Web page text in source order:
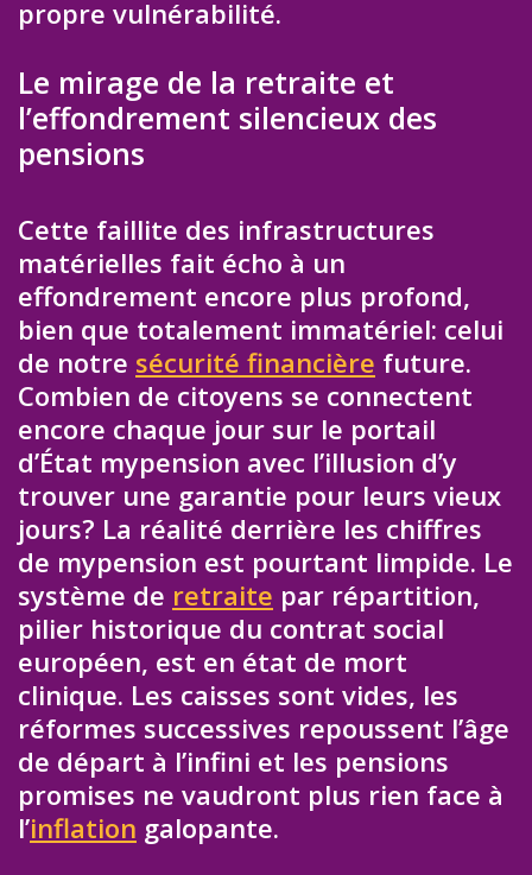
propre vulnérabilité.
Le mirage de la retraite et
l’effondrement silencieux des
pensions
Cette faillite des infrastructures
matérielles fait écho à un
effondrement encore plus profond,
bien que totalement immatériel: celui
de notre sécurité financière future.
Combien de citoyens se connectent
encore chaque jour sur le portail
d’État mypension avec l’illusion d’y
trouver une garantie pour leurs vieux
jours? La réalité derrière les chiffres
de mypension est pourtant limpide. Le
système de retraite par répartition,
pilier historique du contrat social
européen, est en état de mort
clinique. Les caisses sont vides, les
réformes successives repoussent l’âge
de départ à l’infini et les pensions
promises ne vaudront plus rien face à
l’inflation galopante.